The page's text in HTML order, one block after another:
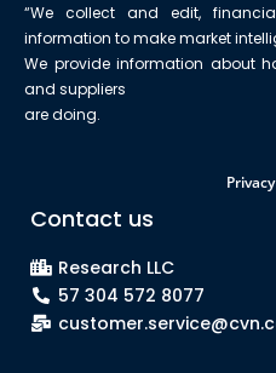
“We collect and edit,
information to make market
We provide information about
and suppliers
are doing.
Contact us
Research LLC
57 304 572 8077